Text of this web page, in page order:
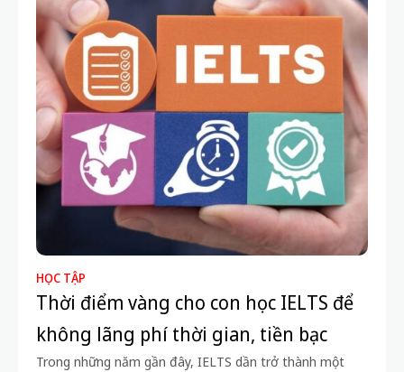
HỌC TẬP
Thời điểm vàng cho con học IELTS để
không lãng phí thời gian, tiền bạc
Trong những năm gần đây, IELTS dần trở thành một